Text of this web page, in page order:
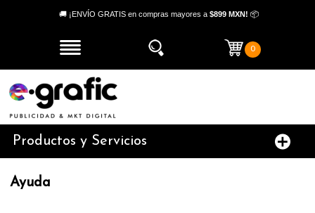
🚚 ¡ENVÍO GRATIS en compras mayores a $899 MXN! 📦
0
Productos y Servicios
Ayuda